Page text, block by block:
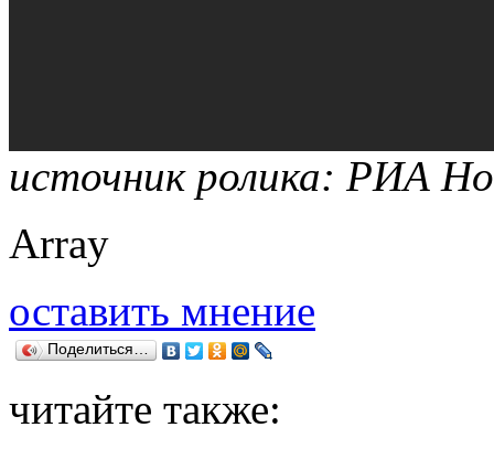
источник ролика: РИА
Array
оставить мнение
Поделиться…
читайте также: